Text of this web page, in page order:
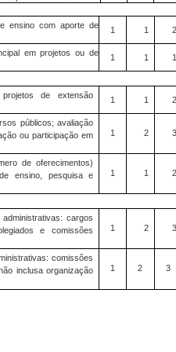
ensino com aporte de
1 1 2
em projetos ou de
1 1 1
projetos de extensão 1 1 2
públicos; avaliação
ou participação em
1 2 3
de oferecimentos)
ensino, pesquisa e
1 1 2
cargos
e comissões
1 2 3
comissões
inclusa organização
1 2 3